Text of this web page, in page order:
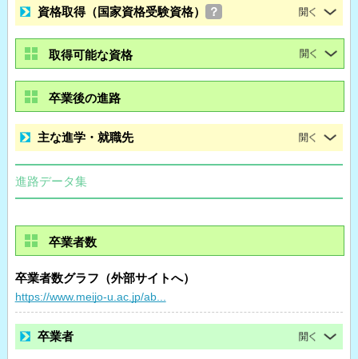
資格取得（国家資格受験資格） ？
取得可能な資格
卒業後の進路
主な進学・就職先
進路データ集
卒業者数
卒業者数グラフ（外部サイトへ）
https://www.meijo-u.ac.jp/ab...
卒業者